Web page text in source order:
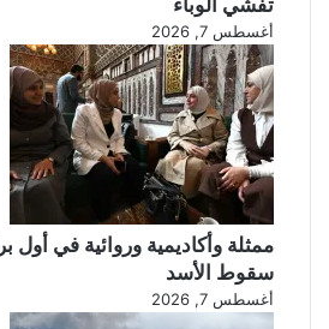
أغسطس 7, 2026
ممثلة وأكاديمية وروائية في أول
سقوط الأسد
أغسطس 7, 2026